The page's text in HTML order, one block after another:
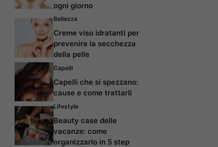
ogni giorno
Bellezza
Creme viso idratanti per
prevenire la secchezza
della pelle
Capelli
Capelli che si spezzano:
cause e come trattarli
Lifestyle
Beauty case delle
vacanze: come
organizzarlo in 5 step